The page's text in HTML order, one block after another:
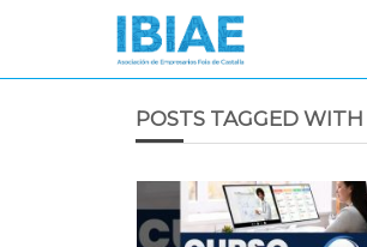
POSTS TAGGED WITH